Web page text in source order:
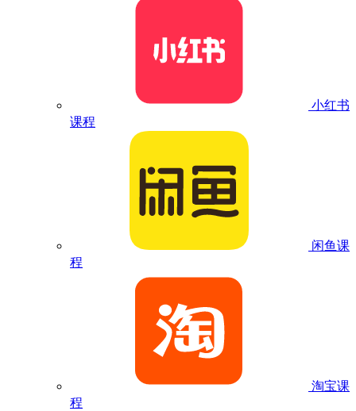
小红书
课程
闲鱼课
程
淘宝课
程